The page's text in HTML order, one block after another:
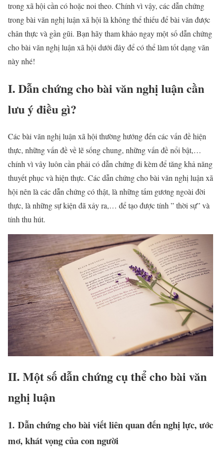
trong xã hội cần có hoặc noi theo. Chính vì vậy, các dẫn chứng
trong bài văn nghị luận xã hội là không thể thiếu để bài văn được
chân thực và gần gũi. Bạn hãy tham khảo ngay một số dẫn chứng
cho bài văn nghị luận xã hội dưới đây để có thể làm tốt dạng văn
này nhé!
I. Dẫn chứng cho bài văn nghị luận cần
lưu ý điều gì?
Các bài văn nghị luận xã hội thường hướng đến các vấn đề hiện
thực, những vấn đề về lẽ sống chung, những vấn đề nổi bật,…
chính vì vây luôn cần phải có dẫn chứng đi kèm để tăng khả năng
thuyết phục và hiện thực. Các dẫn chứng cho bài văn nghị luận xã
hội nên là các dẫn chứng có thật, là những tấm gương ngoài đời
thực, là những sự kiện đã xảy ra,… để tạo được tính ” thời sự” và
tính thu hút.
II. Một số dẫn chứng cụ thể cho bài văn
nghị luận
1. Dẫn chứng cho bài viết liên quan đến nghị lực, ước
mơ, khát vọng của con người